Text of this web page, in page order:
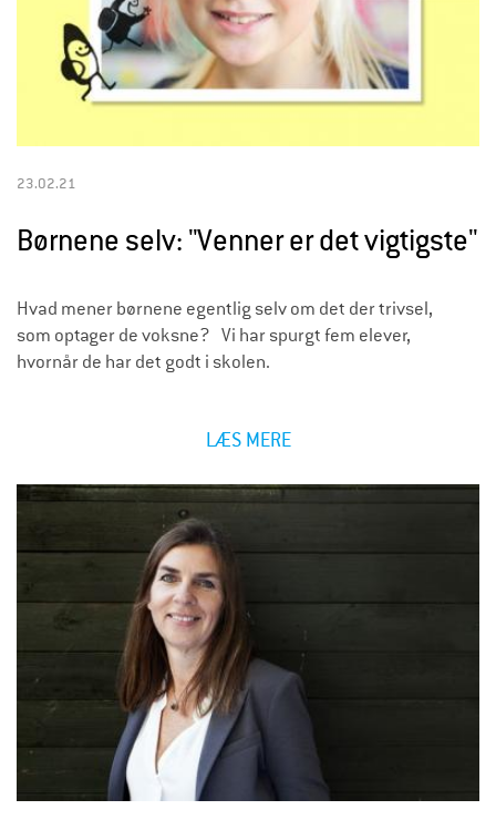
23.02.21
Børnene selv: "Venner er det vigtigste"
Hvad mener børnene egentlig selv om det der trivsel,
som optager de voksne? Vi har spurgt fem elever,
hvornår de har det godt i skolen.
LÆS MERE